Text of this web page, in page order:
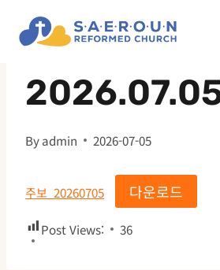
Byadmin 2026-07-05
주보_20260705 다운로드
Post Views: 36